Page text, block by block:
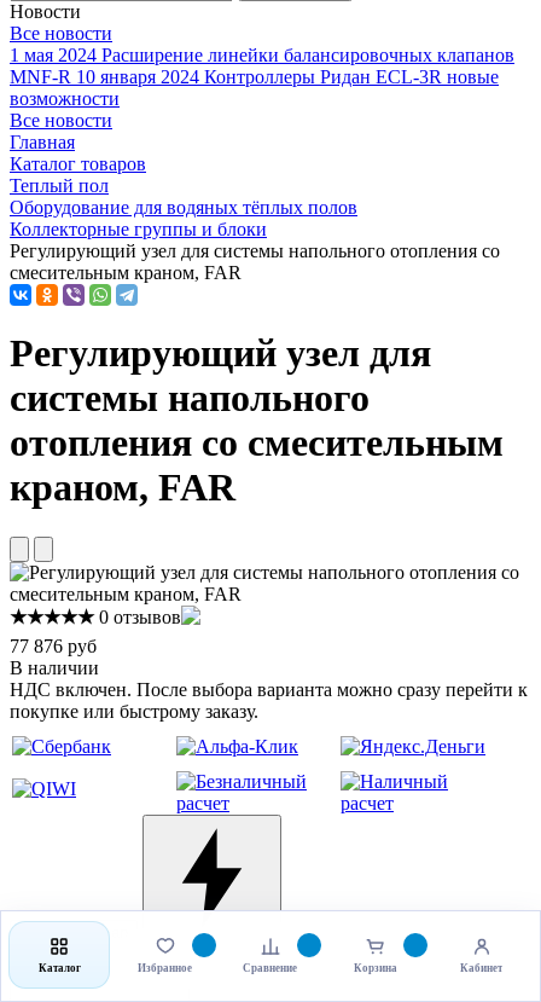
Новости
Все новости
1 мая 2024 Расширение линейки балансировочных клапанов
MNF-R 10 января 2024 Контроллеры Ридан ECL-3R новые
возможности
Все новости
Главная
Каталог товаров
Теплый пол
Оборудование для водяных тёплых полов
Коллекторные группы и блоки
Регулирующий узел для системы напольного отопления cо
смесительным краном, FAR
Регулирующий узел для
системы напольного
отопления cо смесительным
краном, FAR
★★★★★ 0 отзывов
77 876 руб
В наличии
НДС включен. После выбора варианта можно сразу перейти к
покупке или быстрому заказу.
Выбрать товар
Купить в 1 клик
Каталог Избранное Сравнение Корзина Кабинет